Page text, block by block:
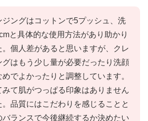
ジングはコットンで5プッシュ、洗
と具体的な使用方法があり助かり
。個人差があると思いますが、クレ
グはもう少し量が必要だったり洗顔
めでよかったりと調整しています。
みて肌がつっぱる印象はありません
。品質にはこだわりを感じることと
バランスで今後継続するか決めたい